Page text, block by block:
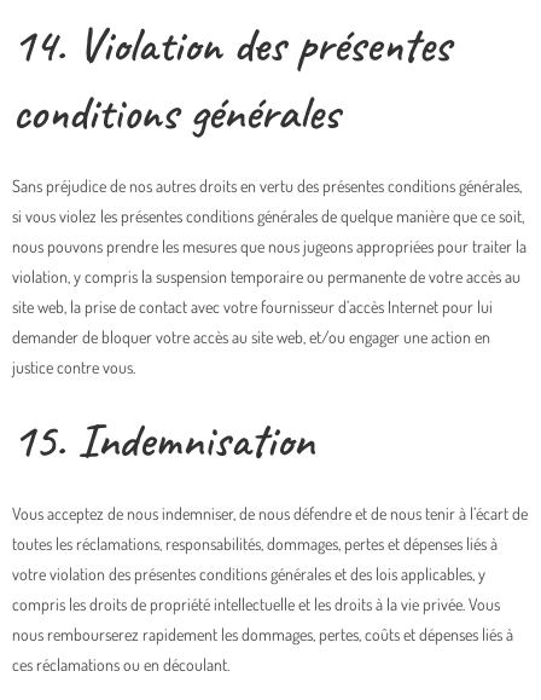
14. Violation des présentes
conditions générales
Sans préjudice de nos autres droits en vertu des présentes conditions générales,
si vous violez les présentes conditions générales de quelque manière que ce soit,
nous pouvons prendre les mesures que nous jugeons appropriées pour traiter la
violation, y compris la suspension temporaire ou permanente de votre accès au
site web, la prise de contact avec votre fournisseur d’accès Internet pour lui
demander de bloquer votre accès au site web, et/ou engager une action en
justice contre vous.
15. Indemnisation
Vous acceptez de nous indemniser, de nous défendre et de nous tenir à l’écart de
toutes les réclamations, responsabilités, dommages, pertes et dépenses liés à
votre violation des présentes conditions générales et des lois applicables, y
compris les droits de propriété intellectuelle et les droits à la vie privée. Vous
nous rembourserez rapidement les dommages, pertes, coûts et dépenses liés à
ces réclamations ou en découlant.